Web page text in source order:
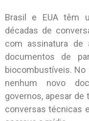
Brasil e EUA têm
décadas de
com assinatura de
documentos de
biocombustíveis. No
nenhum novo
governos, apesar de
conversas técnicas